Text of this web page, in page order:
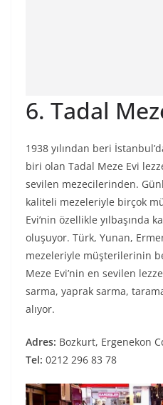
6. Tadal
1938 yılından beri
biri olan Tadal Meze Evi
sevilen mezecilerinden.
kaliteli mezeleriyle birçok
Evi’nin özellikle yılbaşında
oluşuyor. Türk, Yunan,
mezeleriyle müşterilerinin
Meze Evi’nin en sevilen
sarma, yaprak sarma,
alıyor.
Adres: Bozkurt, Ergenekon
Tel: 0212 296 83 78